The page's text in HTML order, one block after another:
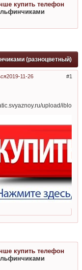
купить телефон
(разноцветный)
1
2019-11-26
купить телефон